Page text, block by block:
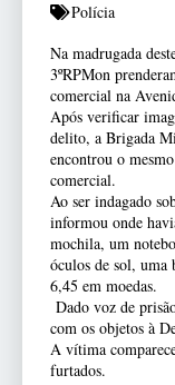
Polícia
Na madrugada
3ºRPMon
comercial na
Após verificar
delito, a Brigada
encontrou o
comercial.
Ao ser indagado
informou onde
mochila, um
óculos de sol, uma
6,45 em moedas.
Dado voz de
com os objetos à
A vítima
furtados.